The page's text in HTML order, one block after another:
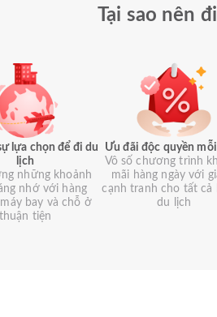
Tại sao nên
lựa chọn để đi du
lịch
những khoảnh
nhớ với hàng
bay và chỗ ở
thuận tiện
Ưu đãi độc quyền
Vô số chương trình
mãi hàng ngày với
cạnh tranh cho tất cả
du lịch